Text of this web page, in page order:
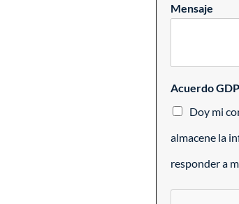
Mensaje
Acuerdo
Doy mi
almacene la
responder a